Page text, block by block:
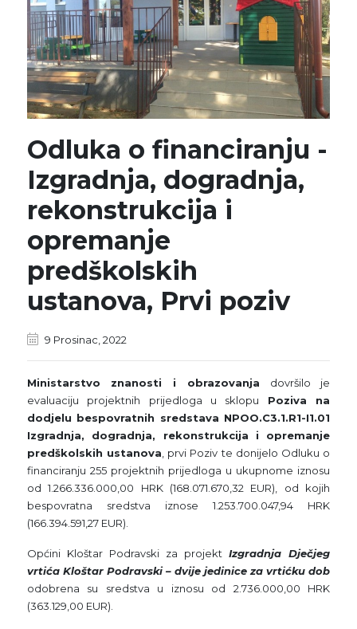
Odluka o financiranju -
Izgradnja, dogradnja,
rekonstrukcija i
opremanje
predškolskih
ustanova, Prvi poziv
9 Prosinac, 2022
Ministarstvo znanosti i obrazovanja dovršilo je
evaluaciju projektnih prijedloga u sklopu Poziva na
dodjelu bespovratnih sredstava NPOO.C3.1.R1-I1.01
Izgradnja, dogradnja, rekonstrukcija i opremanje
predškolskih ustanova, prvi Poziv te donijelo Odluku o
financiranju 255 projektnih prijedloga u ukupnome iznosu
od 1.266.336.000,00 HRK (168.071.670,32 EUR), od kojih
bespovratna sredstva iznose 1.253.700.047,94 HRK
(166.394.591,27 EUR).
Općini Kloštar Podravski za projektIzgradnja Dječjeg
vrtića Kloštar Podravski – dvije jedinice za vrtićku dob
odobrena su sredstva u iznosu od 2.736.000,00 HRK
(363.129,00 EUR).